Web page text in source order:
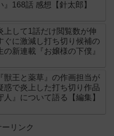
』168話 感想【針太郎】
上して1話だけ閲覧数が伸
ぐに激減し打ち切り候補の
の新連載『お嬢様の下僕』
獣王と薬草』の作画担当が
惑で炎上した打ち切り作品
人』について語る【編集】
ーリンク